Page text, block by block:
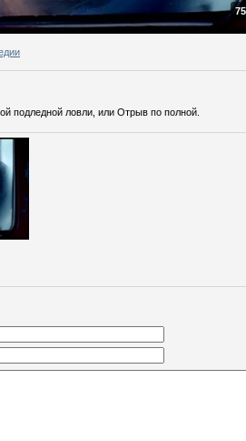
подледной ловли, или Отрыв по полной.